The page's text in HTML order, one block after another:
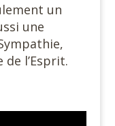
un
une
l’Esprit.